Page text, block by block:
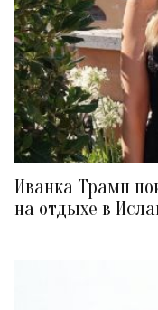
Иванка Трамп
на отдыхе в